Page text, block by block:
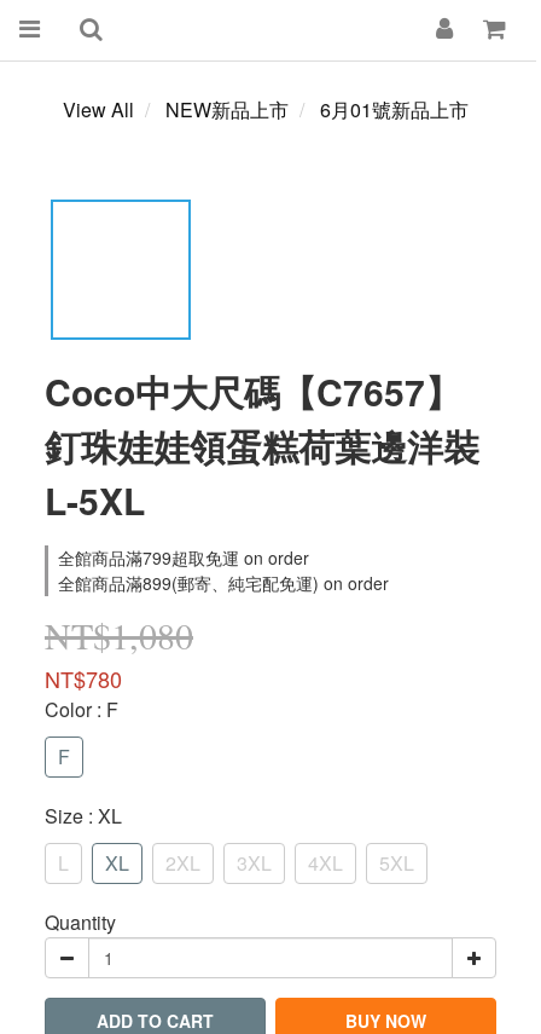
View All NEW新品上市 6月01號新品上市
Coco中大尺碼【C7657】
釘珠娃娃領蛋糕荷葉邊洋裝
L-5XL
全館商品滿799超取免運 on order
全館商品滿899(郵寄、純宅配免運) on order
NT$1,080
NT$780
Color: F
F
Size : XL
L
XL 2XL 3XL 4XL 5XL
Quantity
ADD TO CART BUY NOW